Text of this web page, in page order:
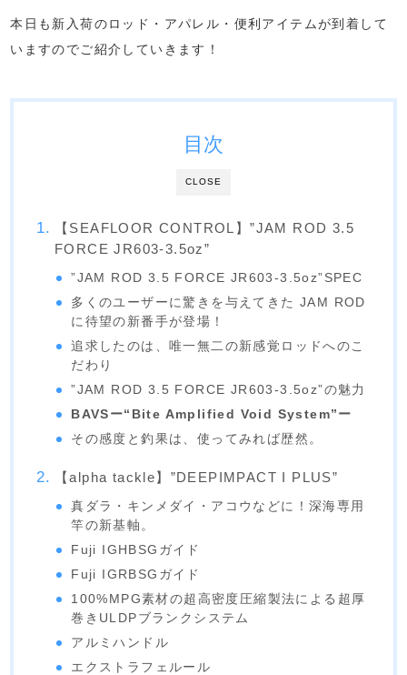
本日も新入荷のロッド・アパレル・便利アイテムが到着して
いますのでご紹介していきます！
CLOSE
目次
【SEAFLOOR CONTROL】”JAM ROD 3.5
FORCE JR603-3.5oz”
”JAM ROD 3.5 FORCE JR603-3.5oz”SPEC
多くのユーザーに驚きを与えてきた JAM ROD
に待望の新番手が登場！
追求したのは、唯一無二の新感覚ロッドへのこ
だわり
”JAM ROD 3.5 FORCE JR603-3.5oz”の魅力
BAVSー“Bite Amplified Void System”ー
その感度と釣果は、使ってみれば歴然。
【alpha tackle】”DEEPIMPACT I PLUS”
真ダラ・キンメダイ・アコウなどに！深海専用
竿の新基軸。
Fuji IGHBSGガイド
Fuji IGRBSGガイド
100%MPG素材の超高密度圧縮製法による超厚
巻きULDPブランクシステム
アルミハンドル
エクストラフェルール